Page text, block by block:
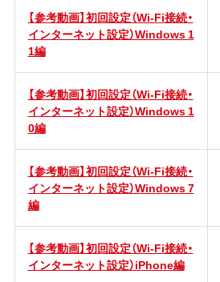
【参考動画】初回設定（Wi-Fi接続・
インターネット設定）Windows 1
1編
【参考動画】初回設定（Wi-Fi接続・
インターネット設定）Windows 1
0編
【参考動画】初回設定（Wi-Fi接続・
インターネット設定）Windows 7
編
【参考動画】初回設定（Wi-Fi接続・
インターネット設定）iPhone編